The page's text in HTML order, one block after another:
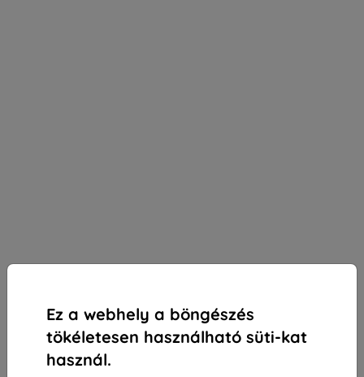
Ez a webhely a böngészés
tökéletesen használható süti-kat
használ.
Samsung szilikon tok Galaxy S25+ készülékhez
fekete (EF-PS936CBEGWW)